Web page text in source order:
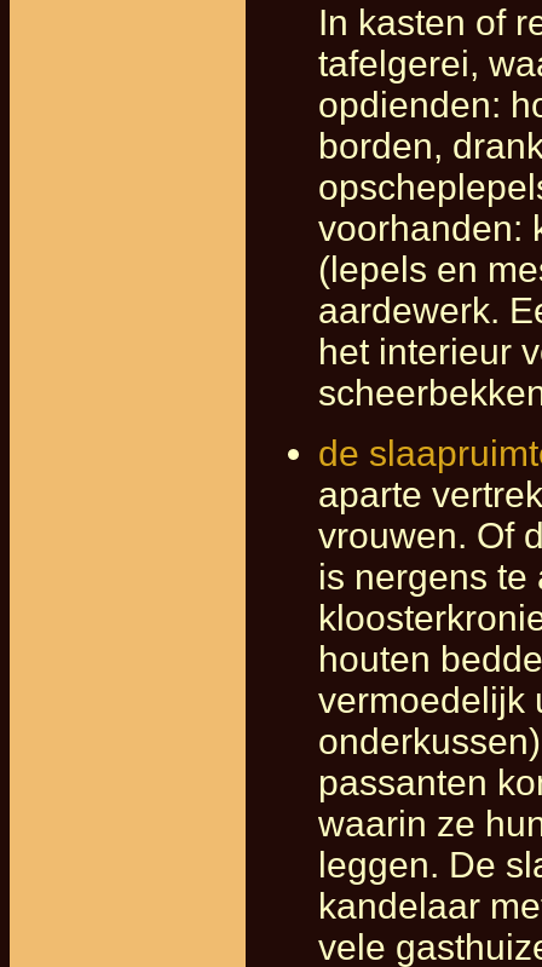
In kasten of
tafelgerei,
opdienden:
borden,
voorhanden:
(lepels en
aardewerk.
het interieur
de
aparte
vrouwen. Of
is nergens te
houten
vermoedelijk
passanten
waarin ze
leggen. De
kandelaar
vele